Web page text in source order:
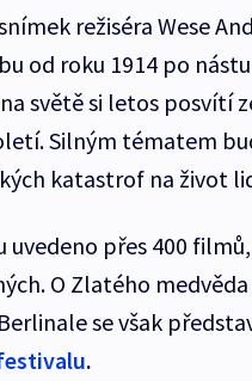
režiséra Wese
od roku 1914 po
světě si letos posvítí
Silným tématem
katastrof na život
uvedeno přes 400
O Zlatého
se však
.